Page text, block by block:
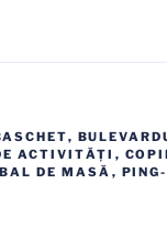
,
ACTIVITĂȚI , COPII
DE MASĂ ,